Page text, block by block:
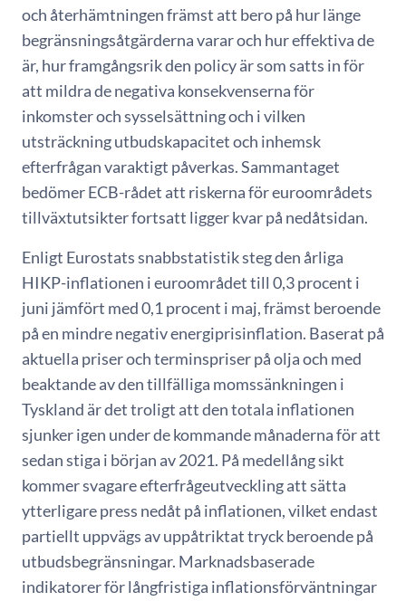
och återhämtningen främst att bero på hur länge
begränsningsåtgärderna varar och hur effektiva de
är, hur framgångsrik den policy är som satts in för
att mildra de negativa konsekvenserna för
inkomster och sysselsättning och i vilken
utsträckning utbudskapacitet och inhemsk
efterfrågan varaktigt påverkas. Sammantaget
bedömer ECB-rådet att riskerna för euroområdets
tillväxtutsikter fortsatt ligger kvar på nedåtsidan.
Enligt Eurostats snabbstatistik steg den årliga
HIKP-inflationen i euroområdet till 0,3 procent i
juni jämfört med 0,1 procent i maj, främst beroende
på en mindre negativ energiprisinflation. Baserat på
aktuella priser och terminspriser på olja och med
beaktande av den tillfälliga momssänkningen i
Tyskland är det troligt att den totala inflationen
sjunker igen under de kommande månaderna för att
sedan stiga i början av 2021. På medellång sikt
kommer svagare efterfrågeutveckling att sätta
ytterligare press nedåt på inflationen, vilket endast
partiellt uppvägs av uppåtriktat tryck beroende på
utbudsbegränsningar. Marknadsbaserade
indikatorer för långfristiga inflationsförväntningar